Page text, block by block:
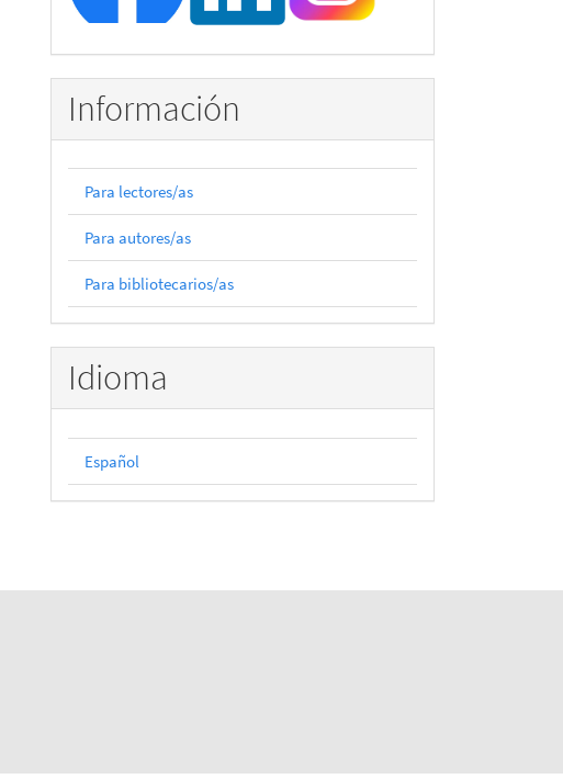
Información
Para lectores/as
Para autores/as
Para bibliotecarios/as
Idioma
Español